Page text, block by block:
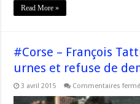
Read More »
#Corse – François
urnes et refuse de
3 avril 2015 Commentaires